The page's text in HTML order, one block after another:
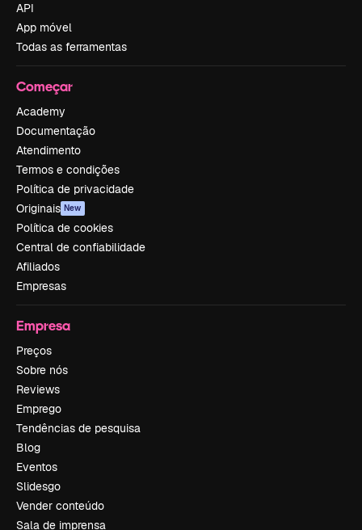
API
App móvel
Todas as ferramentas
Começar
Academy
Documentação
Atendimento
Termos e condições
Política de privacidade
Originais New
Política de cookies
Central de confiabilidade
Afiliados
Empresas
Empresa
Preços
Sobre nós
Reviews
Emprego
Tendências de pesquisa
Blog
Eventos
Slidesgo
Vender conteúdo
Sala de imprensa